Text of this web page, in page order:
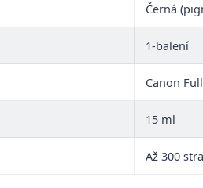
Černá
1-balení
Canon
15 ml
Až 300